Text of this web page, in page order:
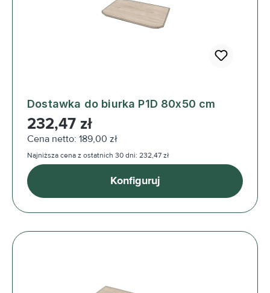
Dostawka do biurka P1D 80x50 cm
Cena regularna:
232,47 zł
Cena netto: 189,00 zł
Najniższa cena z ostatnich 30 dni: 232,47 zł
Konfiguruj